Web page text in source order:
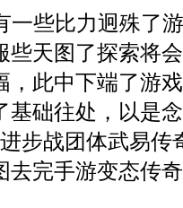
一些比力迥殊了
些天图了探索将
，此中下端了游
基础往处，以是
步战团体武易
去完手游变态传